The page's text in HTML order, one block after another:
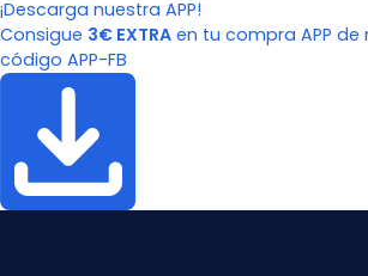
¡Descarga nuestra APP!
Consigue 3€ EXTRA en tu compra APP
código APP-FB